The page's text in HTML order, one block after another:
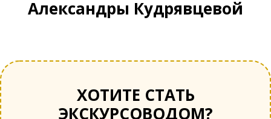
Александры Кудрявцевой
ХОТИТЕ СТАТЬ
ЭКСКУРСОВОДОМ?